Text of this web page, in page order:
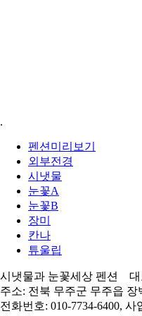
.
펜션미리보기
외부전경
시냇물
눈꽃A
눈꽃B
장미
칸나
튜울립
시냇물과 눈꽃세상 펜션 대
주소: 전북 무주군 무주읍 장
전화번호: 010-7734-6400,